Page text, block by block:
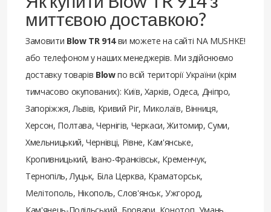
миттєвою доставкою?
Замовити Blow TR 914ви можете на сайті NA MUSHKE!
або телефоном у наших менеджерів. Ми здійснюємо
доставку товарів Blowпо всій території України (крім
тимчасово окупованих): Київ, Харків, Одеса, Дніпро,
Запоріжжя, Львів, Кривий Ріг, Миколаїв, Вінниця,
Херсон, Полтава, Чернігів, Черкаси, Житомир, Суми,
Хмельницький, Чернівці, Рівне, Кам'янське,
Кропивницький, Івано-Франківськ, Кременчук,
Тернопіль, Луцьк, Біла Церква, Краматорськ,
Мелітополь, Нікополь, Слов'янськ, Ужгород,
Кам'янець-Подільський, Бровари, Конотоп, Умань,